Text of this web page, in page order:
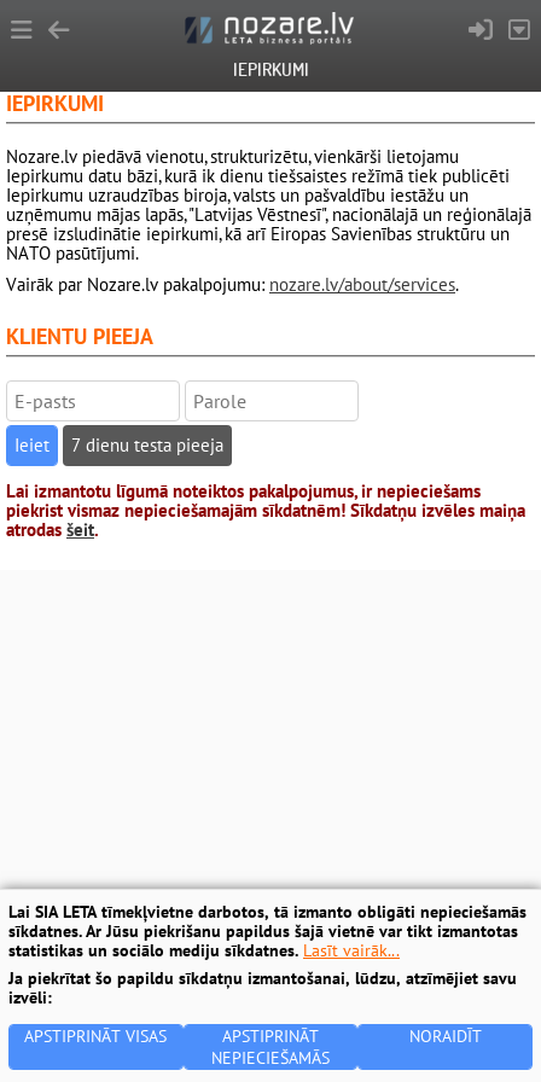
IEPIRKUMI
IEPIRKUMI
Nozare.lv piedāvā vienotu, strukturizētu, vienkārši lietojamu
Iepirkumu datu bāzi, kurā ik dienu tiešsaistes režīmā tiek publicēti
Iepirkumu uzraudzības biroja, valsts un pašvaldību iestāžu un
uzņēmumu mājas lapās, "Latvijas Vēstnesī", nacionālajā un reģionālajā
presē izsludinātie iepirkumi, kā arī Eiropas Savienības struktūru un
NATO pasūtījumi.
Vairāk par Nozare.lv pakalpojumu: nozare.lv/about/services.
KLIENTU PIEEJA
7 dienu testa pieeja
Lai izmantotu līgumā noteiktos pakalpojumus, ir nepieciešams
piekrist vismaz nepieciešamajām sīkdatnēm! Sīkdatņu izvēles maiņa
atrodas šeit.
Lai SIA LETA tīmekļvietne darbotos, tā izmanto obligāti nepieciešamās
sīkdatnes. Ar Jūsu piekrišanu papildus šajā vietnē var tikt izmantotas
statistikas un sociālo mediju sīkdatnes. Lasīt vairāk...
Ja piekrītat šo papildu sīkdatņu izmantošanai, lūdzu, atzīmējiet savu
izvēli:
APSTIPRINĀT VISAS
APSTIPRINĀT
NEPIECIEŠAMĀS
NORAIDĪT